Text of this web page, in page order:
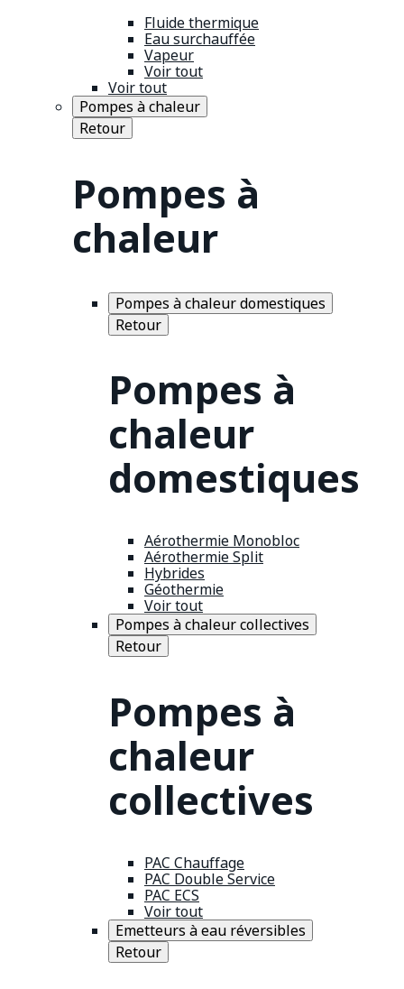
Fluide thermique
Eau surchauffée
Vapeur
Voir tout
Voir tout
Pompes à chaleur
Retour
Pompes à
chaleur
Pompes à chaleur domestiques
Retour
Pompes à
chaleur
domestiques
Aérothermie Monobloc
Aérothermie Split
Hybrides
Géothermie
Voir tout
Pompes à chaleur collectives
Retour
Pompes à
chaleur
collectives
PAC Chauffage
PAC Double Service
PAC ECS
Voir tout
Emetteurs à eau réversibles
Retour